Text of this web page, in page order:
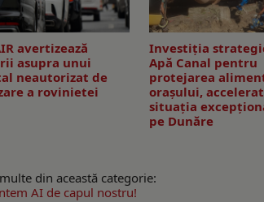
avertizează
asupra unui
neautorizat de
a rovinietei
Investiția
Apă Canal pentru
protejarea
orașului,
situația
pe Dunăre
din această categorie:
AI de capul nostru!